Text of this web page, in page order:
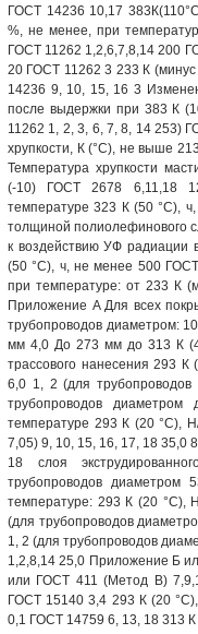
ГОСТ 14236 10,17
%, не менее, при
ГОСТ 11262 1,2,6,7,8,14 200
20 ГОСТ 11262 3 233 К
14236 9, 10, 15, 16 3
после выдержки при 383 К
11262 1, 2, 3, 6, 7, 8, 14 253)
хрупкости, К (°С), не выше
Температура хрупкости
(-10) ГОСТ 2678 6,11,18
температуре 323 К (50 °С),
толщиной полиолефинового
к воздействию УФ радиации
(50 °С), ч, не менее 500
при температуре: от 233 К
Приложение A Для всех
трубопроводов диаметром:
мм 4,0 До 273 мм до 313 К
трассового нанесения 293
6,0 1, 2 (для
трубопроводов
температуре 293 К (20 °С),
7,05) 9, 10, 15, 16, 17, 18 35,0
18 слоя
трубопроводов
температуре: 293 К (20
(для трубопроводов
1, 2 (для трубопроводов
1,2,8,14 25,0 Приложение Б
или ГОСТ 411 (Метод В)
ГОСТ 15140 3,4 293 К (20
0,1 ГОСТ 14759 6, 13, 18 313 К